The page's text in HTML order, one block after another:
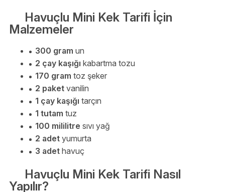
Havuçlu Mini Kek Tarifi İçin
Malzemeler
300 gram un
2 çay kaşığı kabartma tozu
170 gram toz şeker
2 paket vanilin
1 çay kaşığı tarçın
1 tutam tuz
100 mililitre sıvı yağ
2 adet yumurta
3 adet havuç
Havuçlu Mini Kek Tarifi Nasıl
Yapılır?